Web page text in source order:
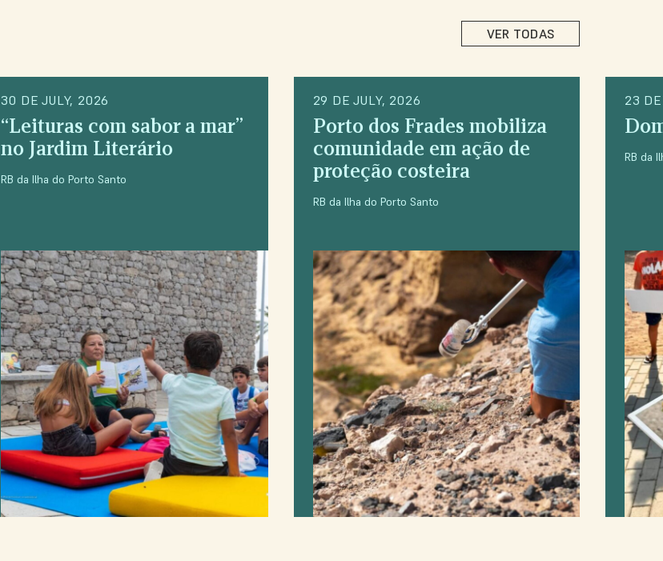
VER TODAS
30 DE JULY, 2026
“Leituras com sabor a mar”
no Jardim Literário
RB da Ilha do Porto Santo
29 DE JULY, 2026
Porto dos Frades mobiliza
comunidade em ação de
proteção costeira
RB da Ilha do Porto Santo
23
RB da